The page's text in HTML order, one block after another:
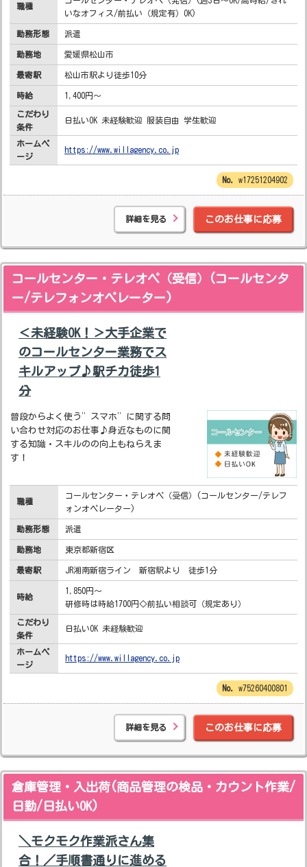
職種
いなオフィス/前払い（規定有）OK)
勤務形態 派遣
勤務地 愛媛県松山市
最寄駅 松山市駅より徒歩10分
時給 1,400円～
こだわり
条件
日払いOK 未経験歓迎 服装自由 学生歓迎
ホームペ
ージ
https://www.willagency.co.jp
w17251204902
詳細を見る このお仕事に応募
コールセンター・テレオペ（受信）(コールセンタ
ー/テレフォンオペレーター)
＜未経験OK！＞大手企業で
のコールセンター業務でス
キルアップ♪駅チカ徒歩1
分
普段からよく使う”スマホ”に関する問
い合わせ対応のお仕事♪身近なものに関
する知識・スキルのの向上もねらえま
す！
職種
コールセンター・テレオペ（受信）(コールセンター/テレフ
ォンオペレーター)
勤務形態 派遣
勤務地 東京都新宿区
最寄駅 JR湘南新宿ライン 新宿駅より 徒歩1分
時給
1,850円～
研修時は時給1700円◇前払い相談可（規定あり）
こだわり
条件
日払いOK 未経験歓迎
ホームペ
ージ
https://www.willagency.co.jp
w75260400801
詳細を見る このお仕事に応募
倉庫管理・入出荷(商品管理の検品・カウント作業/
日勤/日払いOK)
＼モクモク作業派さん集
合！／手順書通りに進める